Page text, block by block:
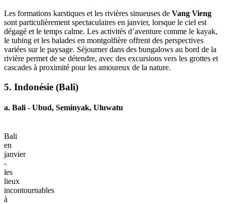
une dimension spirituelle au voyage, idéale pour les voyageurs
recherchant à la fois détente et immersion culturelle.
b. Vang Vieng
Vang
en
:
incontournables
Les formations karstiques et les rivières sinueuses de
sont particulièrement spectaculaires en janvier, lorsque le ciel est
dégagé et le temps calme. Les activités d’aventure comme le kayak,
le tubing et les balades en montgolfière offrent des perspectives
variées sur le paysage. Séjourner dans des bungalows au bord de la
rivière permet de se détendre, avec des excursions vers les grottes et